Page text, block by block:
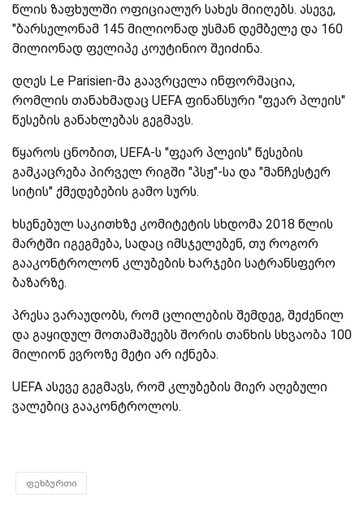
წლის ზაფხულში ოფიციალურ სახეს მიიღებს. ასევე,
"ბარსელონამ 145 მილიონად უსმან დემბელე და 160
მილიონად ფელიპე კოუტინიო შეიძინა.
დღეს Le Parisien-მა გაავრცელა ინფორმაცია,
რომლის თანახმადაც UEFA ფინანსური "ფეარ პლეის"
წესების განახლებას გეგმავს.
წყაროს ცნობით, UEFA-ს "ფეარ პლეის" წესების
გამკაცრება პირველ რიგში "პსჟ"-სა და "მანჩესტერ
სიტის" ქმედებების გამო სურს.
ხსენებულ საკითხზე კომიტეტის სხდომა 2018 წლის
მარტში იგეგმება, სადაც იმსჯელებენ, თუ როგორ
გააკონტროლონ კლუბების ხარჯები სატრანსფერო
ბაზარზე.
პრესა ვარაუდობს, რომ ცლილების შემდეგ, შეძენილ
და გაყიდულ მოთამაშეებს შორის თანხის სხვაობა 100
მილიონ ევროზე მეტი არ იქნება.
UEFA ასევე გეგმავს, რომ კლუბების მიერ აღებული
ვალებიც გააკონტროლოს.
ფეხბურთი